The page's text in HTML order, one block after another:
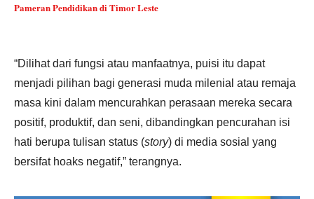
Pameran Pendidikan di Timor Leste
“Dilihat dari fungsi atau manfaatnya, puisi itu dapat
menjadi pilihan bagi generasi muda milenial atau remaja
masa kini dalam mencurahkan perasaan mereka secara
positif, produktif, dan seni, dibandingkan pencurahan isi
hati berupa tulisan status (story) di media sosial yang
bersifat hoaks negatif,” terangnya.